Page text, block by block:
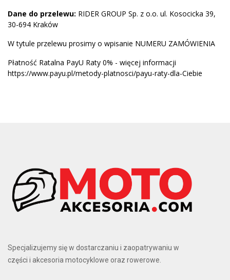
Dane do przelewu: RIDER GROUP Sp. z o.o. ul. Kosocicka 39,
30-694 Kraków
W tytule przelewu prosimy o wpisanie NUMERU ZAMÓWIENIA
Płatność Ratalna PayU Raty 0% - więcej informacji
https://www.payu.pl/metody-platnosci/payu-raty-dla-Ciebie
Specjalizujemy się w dostarczaniu i zaopatrywaniu w
części i akcesoria motocyklowe oraz rowerowe.